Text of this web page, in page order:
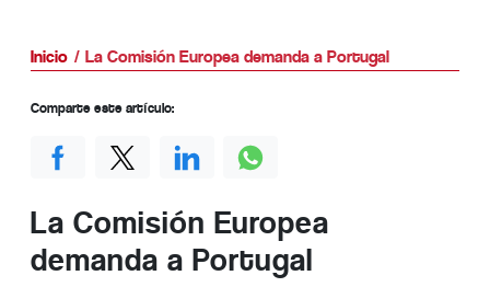
Inicio La Comisión Europea demanda a Portugal
La Comisión Europea
demanda a Portugal
Comparte este artículo: